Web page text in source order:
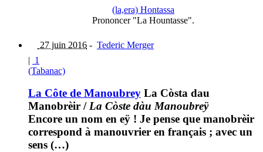
(la,era) Hontassa
Prononcer "La Hountasse".
27 juin 2016 - Tederic Merger
| 1
(Tabanac)
La Côte de Manoubrey La Còsta dau
Manobrèir /La Còste dàu Manoubreÿ
Encore un nom en eÿ ! Je pense que manobrèir
correspond à manouvrier en français ; avec un
sens (…)